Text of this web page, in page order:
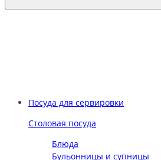
Посуда для сервировки
Столовая посуда
Блюда
Бульонницы и супницы